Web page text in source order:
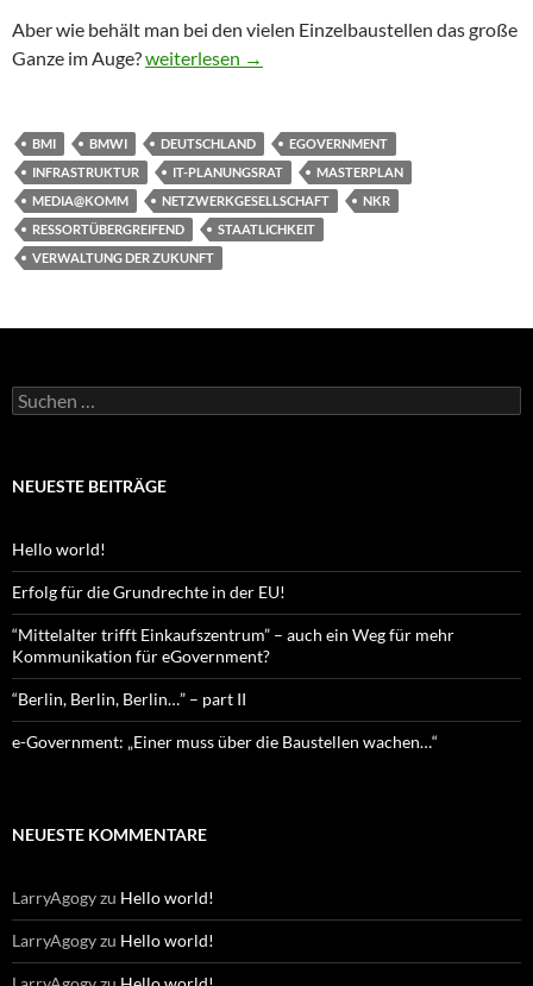
Aber wie behält man bei den vielen Einzelbaustellen das große
Ganze im Auge?Zu viele Baustellen – ein starker IT-
weiterlesen →
BMI BMWI DEUTSCHLAND
EGOVERNMENT
INFRASTRUKTUR
IT-PLANUNGSRAT
MASTERPLAN
MEDIA@KOMM
NETZWERKGESELLSCHAFT
NKR
RESSORTÜBERGREIFEND
STAATLICHKEIT
VERWALTUNG DER ZUKUNFT
Suchen
nach:
NEUESTE BEITRÄGE
Hello world!
Erfolg für die Grundrechte in der EU!
“Mittelalter trifft Einkaufszentrum” – auch ein Weg für mehr
Kommunikation für eGovernment?
“Berlin, Berlin, Berlin…” – part II
e-Government: „Einer muss über die Baustellen wachen…“
NEUESTE KOMMENTARE
LarryAgogyzu Hello world!
LarryAgogyzu Hello world!